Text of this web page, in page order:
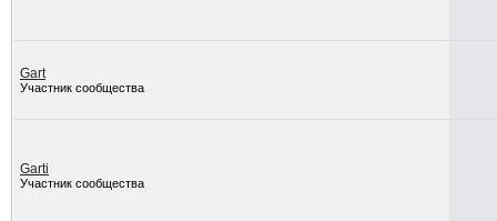
Gart
Участник сообщества
Garti
Участник сообщества